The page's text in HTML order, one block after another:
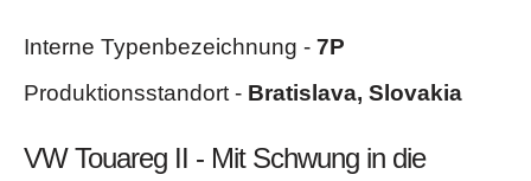
Interne Typenbezeichnung - 7P
Produktionsstandort - Bratislava, Slovakia
VW Touareg II - Mit Schwung in die